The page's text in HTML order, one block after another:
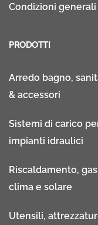
Condizioni
PRODOTTI
Arredo bagno,
& accessori
Sistemi di carico
impianti idraulici
Riscaldamento,
clima e solare
Utensili,